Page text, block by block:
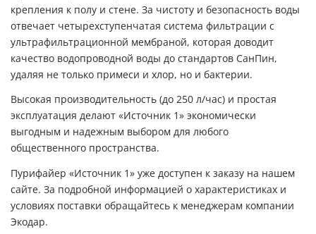
крепления к полу и стене. За чистоту и безопасность воды
отвечает четырехступенчатая система фильтрации с
ультрафильтрационной мембраной, которая доводит
качество водопроводной воды до стандартов СанПин,
удаляя не только примеси и хлор, но и бактерии.
Высокая производительность (до 250 л/час) и простая
эксплуатация делают «Источник 1» экономически
выгодным и надежным выбором для любого
общественного пространства.
Пурифайер «Источник 1» уже доступен к заказу на нашем
сайте. За подробной информацией о характеристиках и
условиях поставки обращайтесь к менеджерам компании
Экодар.